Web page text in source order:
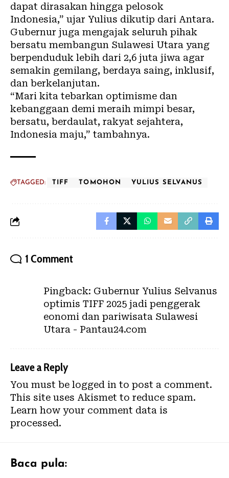
dapat dirasakan hingga pelosok
Indonesia,” ujar Yulius dikutip dari Antara.
Gubernur juga mengajak seluruh pihak
bersatu membangun Sulawesi Utara yang
berpenduduk lebih dari 2,6 juta jiwa agar
semakin gemilang, berdaya saing, inklusif,
dan berkelanjutan.
“Mari kita tebarkan optimisme dan
kebanggaan demi meraih mimpi besar,
bersatu, berdaulat, rakyat sejahtera,
Indonesia maju,” tambahnya.
TAGGED: TIFF TOMOHON YULIUS SELVANUS
1 Comment
Pingback: Gubernur Yulius Selvanus
optimis TIFF 2025 jadi penggerak
eonomi dan pariwisata Sulawesi
Utara - Pantau24.com
Leave a Reply
You must be logged in to post a comment.
This site uses Akismet to reduce spam.
Learn how your comment data is
processed.
Baca pula: